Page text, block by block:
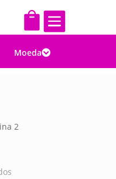
 
Moeda
2
Classificado